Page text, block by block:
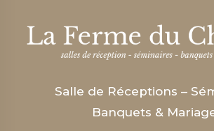
Salle de Réceptions –
Banquets &